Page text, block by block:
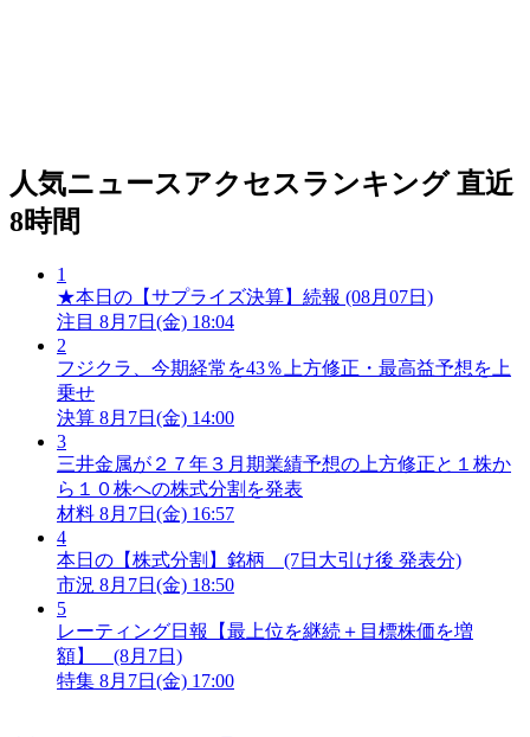
人気ニュースアクセスランキング 直近
8時間
1
★本日の【サプライズ決算】続報 (08月07日)
注目 8月7日(金) 18:04
2
フジクラ、今期経常を43％上方修正・最高益予想を上
乗せ
決算 8月7日(金) 14:00
3
三井金属が２７年３月期業績予想の上方修正と１株か
ら１０株への株式分割を発表
材料 8月7日(金) 16:57
4
本日の【株式分割】銘柄 (7日大引け後 発表分)
市況 8月7日(金) 18:50
5
レーティング日報【最上位を継続＋目標株価を増
額】 (8月7日)
特集 8月7日(金) 17:00